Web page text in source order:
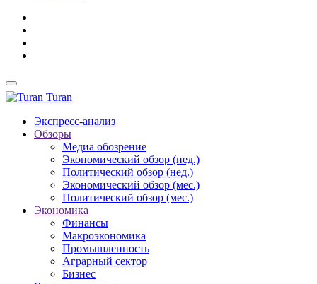
Turan
Экспресс-анализ
Обзоры
Медиа обозрение
Экономический обзор (нед.)
Политический обзор (нед.)
Экономический обзор (мес.)
Политический обзор (мес.)
Экономика
Финансы
Макроэкономика
Промышленность
Аграрный сектор
Бизнес